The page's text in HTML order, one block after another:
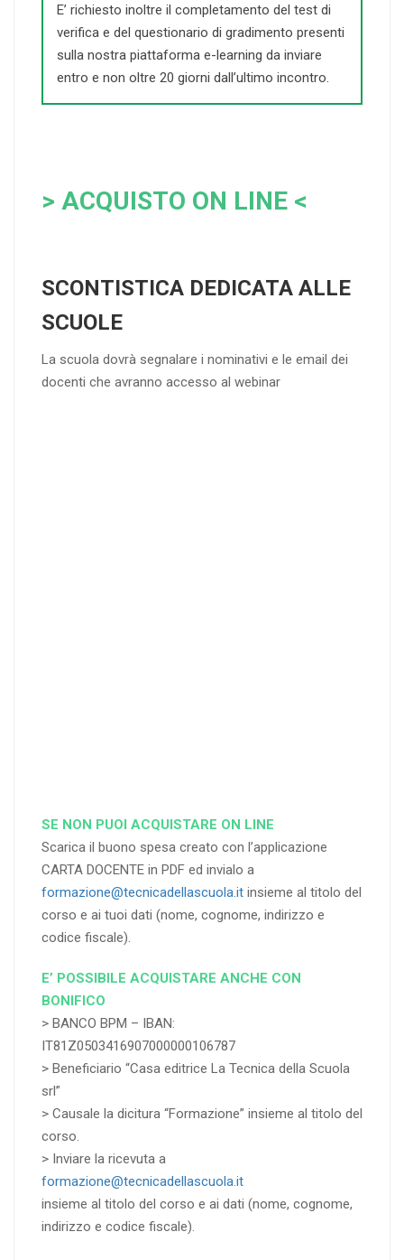
E’ richiesto inoltre il completamento del test di
verifica e del questionario di gradimento presenti
sulla nostra piattaforma e-learning da inviare
entro e non oltre 20 giorni dall’ultimo incontro.
> ACQUISTO ON LINE <
SCONTISTICA DEDICATA ALLE
SCUOLE
La scuola dovrà segnalare i nominativi e le email dei
docenti che avranno accesso al webinar
SE NON PUOI ACQUISTARE ON LINE
Scarica il buono spesa creato con l’applicazione
CARTA DOCENTE in PDF ed invialo a
formazione@tecnicadellascuola.it insieme al titolo del
corso e ai tuoi dati (nome, cognome, indirizzo e
codice fiscale).
E’ POSSIBILE ACQUISTARE ANCHE CON
BONIFICO
> BANCO BPM – IBAN:
IT81Z0503416907000000106787
> Beneficiario “Casa editrice La Tecnica della Scuola
srl”
> Causale la dicitura “Formazione” insieme al titolo del
corso.
> Inviare la ricevuta a
formazione@tecnicadellascuola.it
insieme al titolo del corso e ai dati (nome, cognome,
indirizzo e codice fiscale).